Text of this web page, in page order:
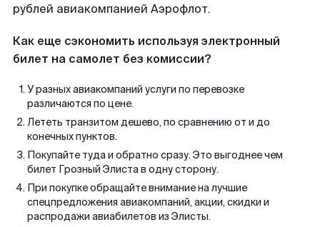
рублей авиакомпанией Аэрофлот.
Как еще сэкономить используя электронный
билет на самолет без комиссии?
У разных авиакомпаний услуги по перевозке
различаются по цене.
Лететь транзитом дешево, по сравнению от и до
конечных пунктов.
Покупайте туда и обратно сразу. Это выгоднее чем
билет Грозный Элиста в одну сторону.
При покупке обращайте внимание на лучшие
спецпредложения авиакомпаний, акции, скидки и
распродажи авиабилетов из Элисты.